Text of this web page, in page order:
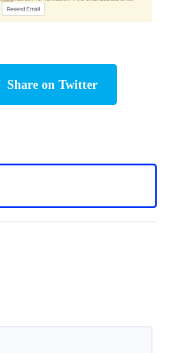
Share on Twitter